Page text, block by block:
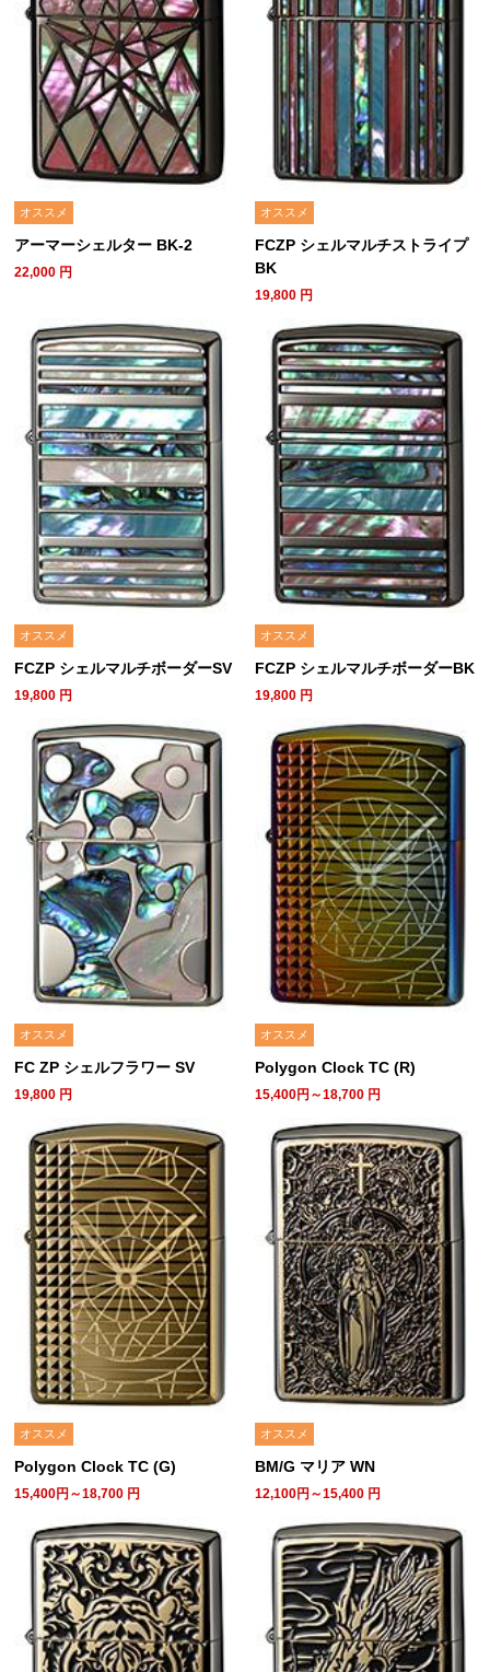
オススメ
アーマーシェルター BK-2
22,000 円
オススメ
FCZP シェルマルチストライプ
BK
19,800 円
オススメ
FCZP シェルマルチボーダーSV
19,800 円
オススメ
FCZP シェルマルチボーダーBK
19,800 円
オススメ
FC ZP シェルフラワー SV
19,800 円
オススメ
Polygon Clock TC (R)
15,400円～18,700 円
オススメ
Polygon Clock TC (G)
15,400円～18,700 円
オススメ
BM/G マリア WN
12,100円～15,400 円